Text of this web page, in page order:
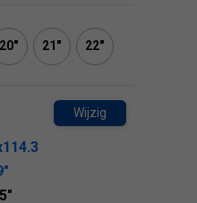
20" 21" 22"
Wijzig